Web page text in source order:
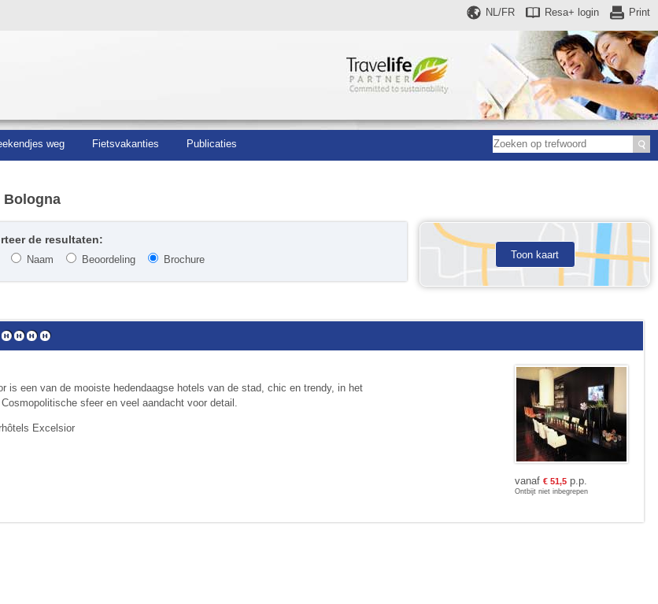
Print
Resa+ login
NL/FR
weg Fietsvakanties Publicaties
de resultaten:
Naam Beoordeling Brochure Toon kaart
is een van de mooiste hedendaagse hotels van de stad, chic en trendy, in het
sfeer en veel aandacht voor detail.
Excelsior
vanaf € 51,5p.p.
Ontbijt niet inbegrepen